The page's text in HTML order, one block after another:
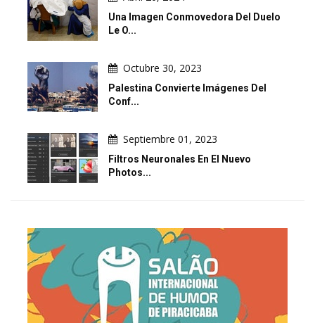
Una Imagen Conmovedora Del Duelo
Le O...
Octubre 30, 2023
Palestina Convierte Imágenes Del
Conf...
Septiembre 01, 2023
Filtros Neuronales En El Nuevo
Photos...